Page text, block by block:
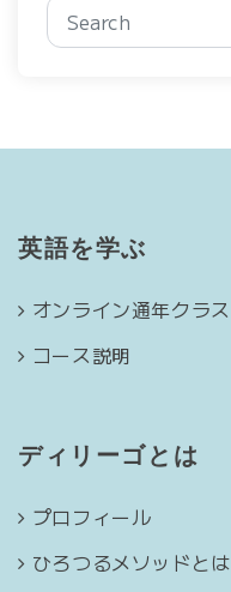
英語を学ぶ
オンライン通年クラス
コース説明
ディリーゴとは
プロフィール
ひろつるメソッドとは